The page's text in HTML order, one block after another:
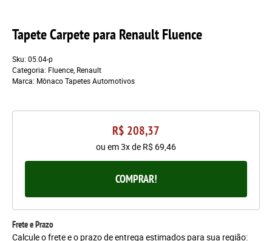
Tapete Carpete para Renault Fluence
Sku: 05.04-p
Categoria: Fluence, Renault
Marca: Mônaco Tapetes Automotivos
R$ 208,37
ou em3xde R$ 69,46
COMPRAR!
Frete e Prazo
Calcule o frete e o prazo de entrega estimados para sua região: